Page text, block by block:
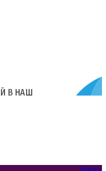
Наука